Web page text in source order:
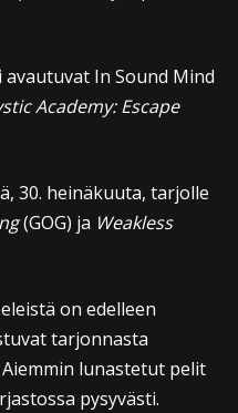
In Sound Mind
Academy: Escape
30. heinäkuuta, tarjolle
(GOG) ja Weakless
on edelleen
tarjonnasta
lunastetut pelit
pysyvästi.